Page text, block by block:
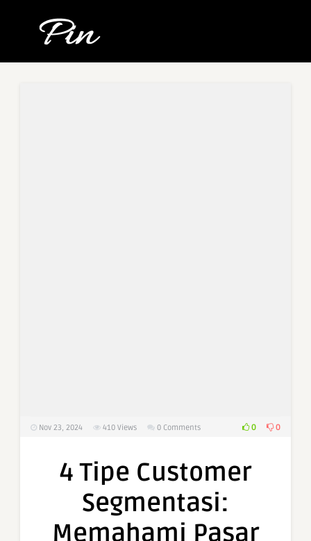
Nov 23, 2024 410 Views 0 Comments 0 0
4 Tipe Customer
Segmentasi:
Memahami Pasar